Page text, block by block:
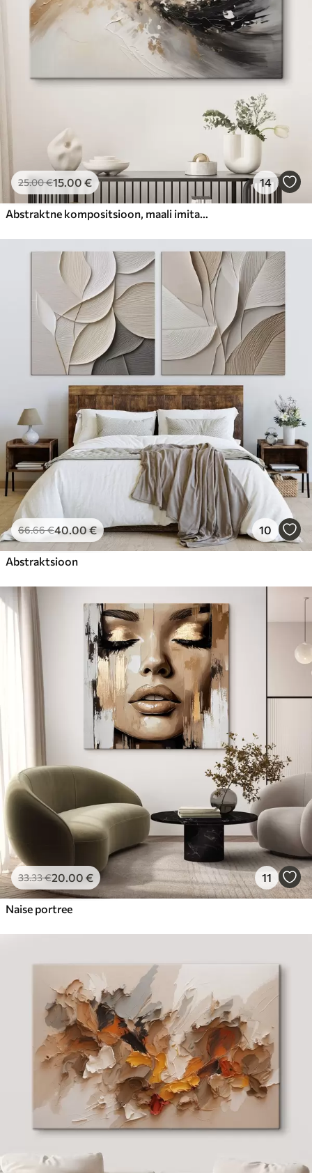
25.00€15.00 € 14
Abstraktne kompositsioon, maali imitatsioon
66.66€40.00€ 10
Abstraktsioon
33.33€20.00 € 11
Naise portree